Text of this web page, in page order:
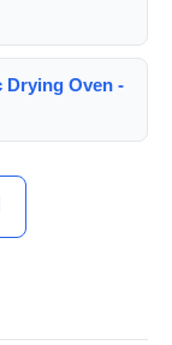
Drying Oven -